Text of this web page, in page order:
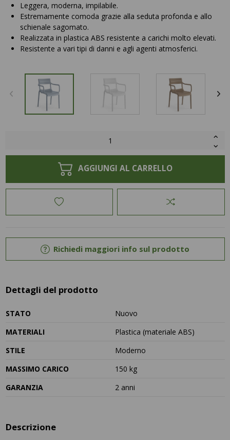
Leggera, moderna, impilabile.
Estremamente comoda grazie alla seduta profonda e allo
schienale sagomato.
Realizzata in plastica ABS resistente a carichi molto elevati.
Resistente a vari tipi di danni e agli agenti atmosferici.
AGGIUNGI AL CARRELLO
Richiedi maggiori info sul prodotto
Dettagli del prodotto
STATO
Nuovo
MATERIALI
Plastica (materiale ABS)
STILE
Moderno
MASSIMO CARICO
150 kg
GARANZIA
2 anni
Descrizione